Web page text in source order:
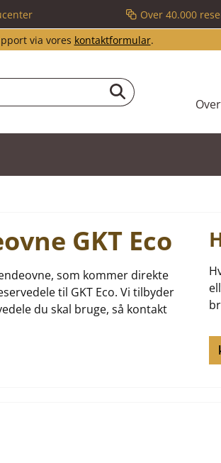
Over 40.000
via vores kontaktformular.
GKT Eco
som kommer direkte
til GKT Eco. Vi tilbyder
du skal bruge, så kontakt